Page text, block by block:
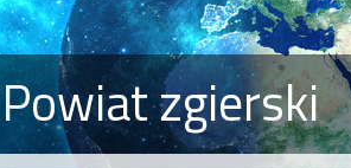
Powiat zgierski